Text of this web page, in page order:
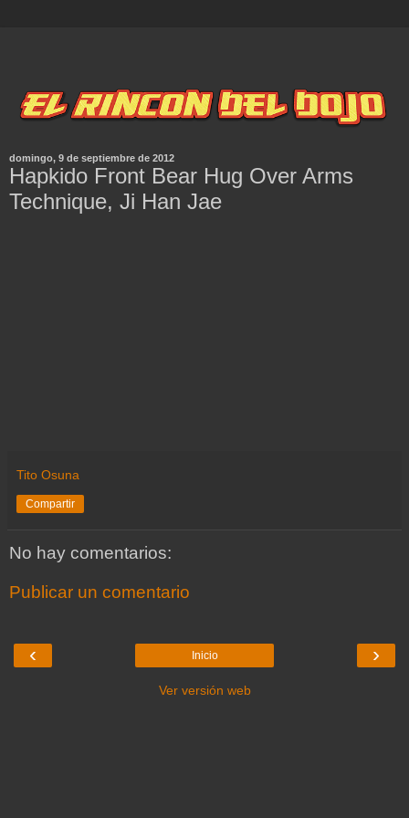
domingo, 9 de septiembre de 2012
Hapkido Front Bear Hug Over Arms
Technique, Ji Han Jae
Tito Osuna
Compartir
No hay comentarios:
Publicar un comentario
‹ ›
Inicio
Ver versión web